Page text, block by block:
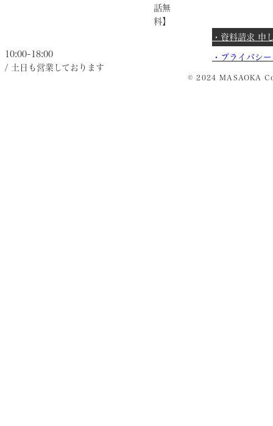
話無
料】
10:00~18:00
/ 土日も営業しております
・資料請求 申
・ プライバシ
© 2024 MASAOKA